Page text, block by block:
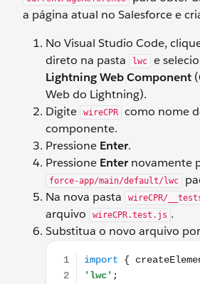
a página atual no Salesforce e
No Visual Studio Code,
direto na pasta
lwc e
Lightning Web Component
Web do Lightning).
Digite
wireCPR
como nome
componente.
Pressione Enter.
Pressione Enternovamente
force-app/main/default/lwc
Na nova pasta
wireCPR/
arquivo
wireCPR.test.js .
Substitua o novo arquivo
import { createElement }